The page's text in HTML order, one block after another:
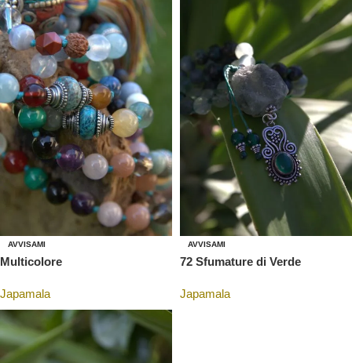
AVVISAMI
Multicolore
Japamala
AVVISAMI
72 Sfumature di Verde
Japamala